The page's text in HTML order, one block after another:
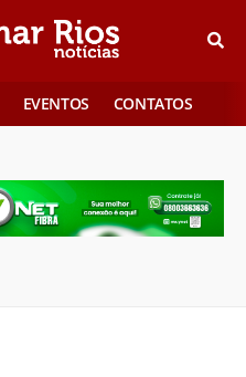
EVENTOS CONTATOS